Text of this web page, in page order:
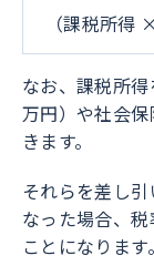
（課税所得
なお、課税所
万円）や社会
きます。
それらを差し
なった場合、
ことになります。